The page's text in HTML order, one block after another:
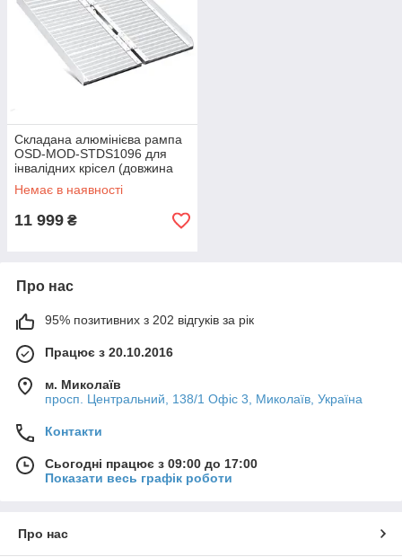
Складана алюмінієва рампа
OSD-MOD-STDS1096 для
інвалідних крісел (довжина
152 см)
Немає в наявності
11 999 ₴
Про нас
95% позитивних з 202 відгуків за рік
Працює з 20.10.2016
м. Миколаїв
просп. Центральний, 138/1 Офіс 3, Миколаїв, Україна
Контакти
Сьогодні працює з 09:00 до 17:00
Показати весь графік роботи
Про нас